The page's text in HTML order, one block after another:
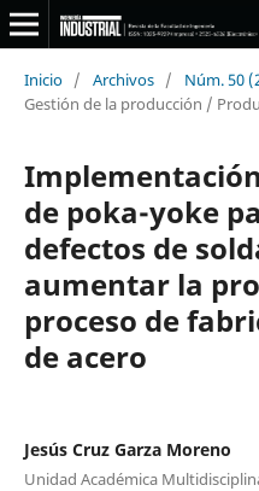
Inicio / Archivos / Núm. 50
Gestión de la producción /
de poka-yoke
defectos de
aumentar la
proceso de
de acero
Jesús Cruz Garza Moreno
Unidad Académica